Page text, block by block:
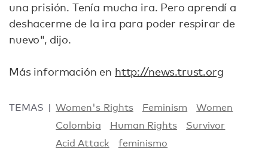
una prisión. Tenía mucha ira. Pero aprendí a
deshacerme de la ira para poder respirar de
nuevo", dijo.
Más información en http://news.trust.org
TEMAS Women's Rights Feminism
Women
Colombia
Human Rights
Survivor
Acid Attack
feminismo